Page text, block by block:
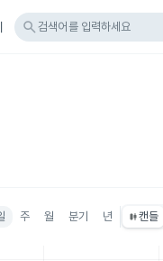
search 검색어를 입력하세요
주 월 분기 년 캔들